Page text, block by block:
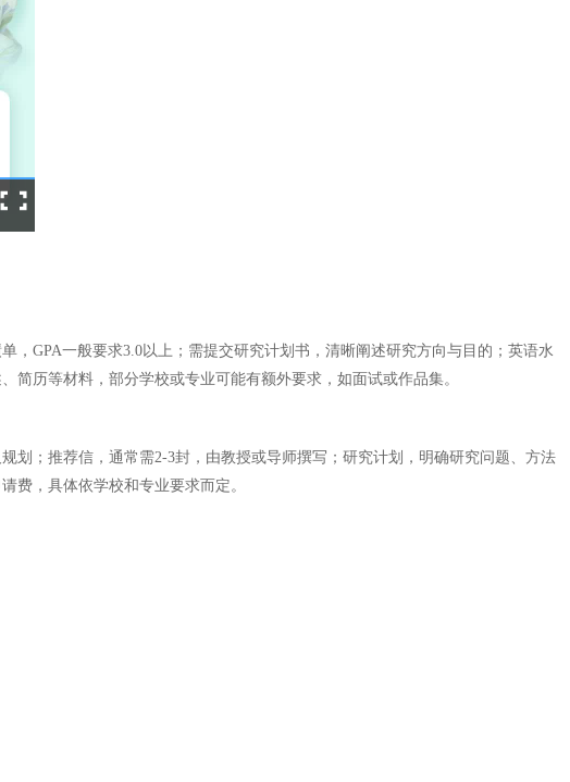
GPA一般要求3.0以上；需提交研究计划书，清晰阐述研究方向与目的；英语水
简历等材料，部分学校或专业可能有额外要求，如面试或作品集。
划；推荐信，通常需2-3封，由教授或导师撰写；研究计划，明确研究问题、方法
费，具体依学校和专业要求而定。